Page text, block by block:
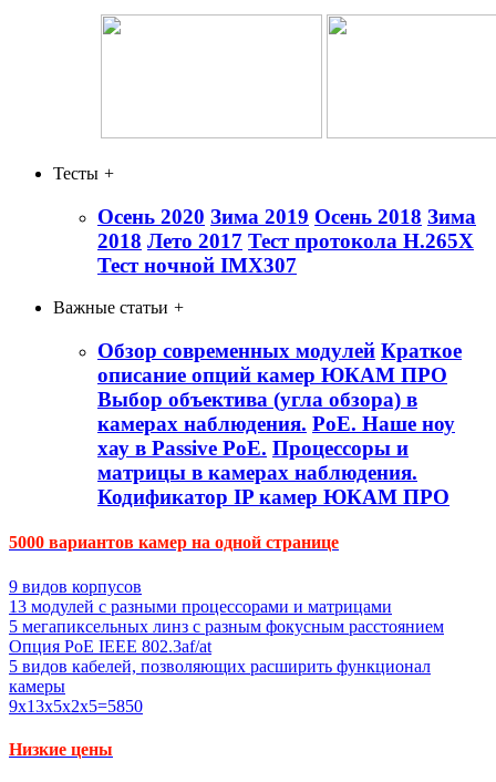
Тесты +
Осень 2020 Зима 2019 Осень 2018 Зима
2018 Лето 2017 Тест протокола H.265X
Тест ночной IMX307
Важные статьи +
Обзор современных модулей Краткое
описание опций камер ЮКАМ ПРО
Выбор объектива (угла обзора) в
камерах наблюдения. PoE. Наше ноу
хау в Passive PoE. Процессоры и
матрицы в камерах наблюдения.
Кодификатор IP камер ЮКАМ ПРО
5000 вариантов камер на одной странице
9 видов корпусов
13 модулей с разными процессорами и матрицами
5 мегапиксельных линз с разным фокусным расстоянием
Опция PoE IEEE 802.3af/at
5 видов кабелей, позволяющих расширить функционал
камеры
9х13х5х2х5=5850
Низкие цены